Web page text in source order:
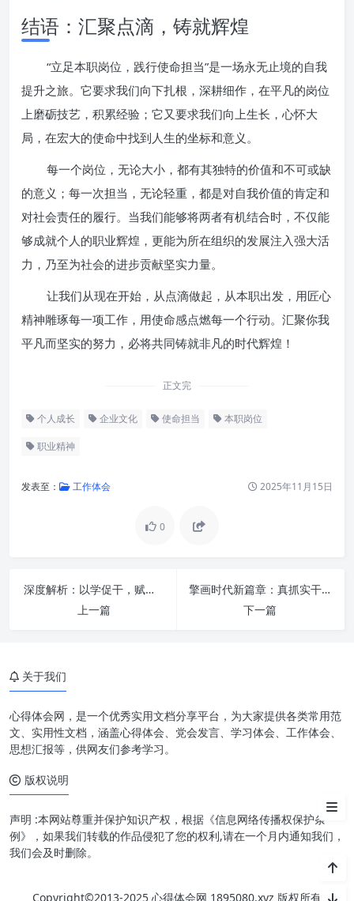
结语：汇聚点滴，铸就辉煌
“立足本职岗位，践行使命担当”是一场永无止境的自我
提升之旅。它要求我们向下扎根，深耕细作，在平凡的岗位
上磨砺技艺，积累经验；它又要求我们向上生长，心怀大
局，在宏大的使命中找到人生的坐标和意义。
每一个岗位，无论大小，都有其独特的价值和不可或缺
的意义；每一次担当，无论轻重，都是对自我价值的肯定和
对社会责任的履行。当我们能够将两者有机结合时，不仅能
够成就个人的职业辉煌，更能为所在组织的发展注入强大活
力，乃至为社会的进步贡献坚实力量。
让我们从现在开始，从点滴做起，从本职出发，用匠心
精神雕琢每一项工作，用使命感点燃每一个行动。汇聚你我
平凡而坚实的努力，必将共同铸就非凡的时代辉煌！
正文完
个人成长 企业文化 使命担当 本职岗位
职业精神
发表至： 工作体会 2025年11月15日
0
深度解析：以学促干，赋能担当作为，共创卓越未来
上一篇
擎画时代新篇章：真抓实干勇担当，奋发有为促发展
下一篇
践行使命担当：超越自我，融入
的实践路径
如何“践行使命担当”：超越平凡
关于我们
心得体会网，是一个优秀实用文档分享平台，为大家提供各类常用范
文、实用性文档，涵盖心得体会、党会发言、学习体会、工作体会、
思想汇报等，供网友们参考学习。
版权说明
声明 :本网站尊重并保护知识产权，根据《信息网络传播权保护条
例》，如果我们转载的作品侵犯了您的权利,请在一个月内通知我们，
我们会及时删除。
Copyright©2013-2025 心得体会网 1895080.xyz 版权所有